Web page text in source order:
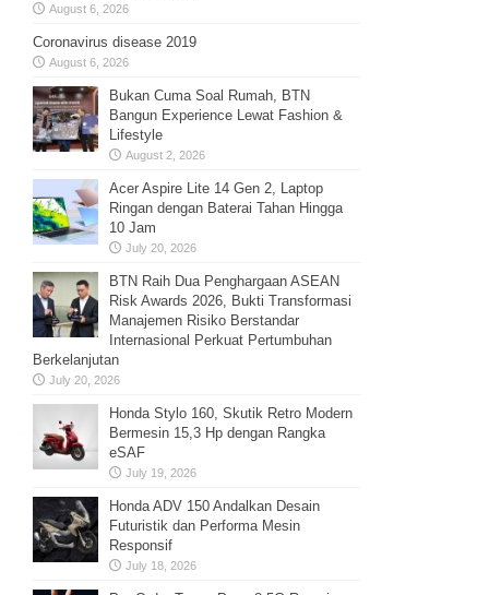
August 6, 2026
Coronavirus disease 2019
August 6, 2026
Bukan Cuma Soal Rumah, BTN
Bangun Experience Lewat Fashion &
Lifestyle
August 2, 2026
Acer Aspire Lite 14 Gen 2, Laptop
Ringan dengan Baterai Tahan Hingga
10 Jam
July 20, 2026
BTN Raih Dua Penghargaan ASEAN
Risk Awards 2026, Bukti Transformasi
Manajemen Risiko Berstandar
Internasional Perkuat Pertumbuhan
Berkelanjutan
July 20, 2026
Honda Stylo 160, Skutik Retro Modern
Bermesin 15,3 Hp dengan Rangka
eSAF
July 19, 2026
Honda ADV 150 Andalkan Desain
Futuristik dan Performa Mesin
Responsif
July 18, 2026